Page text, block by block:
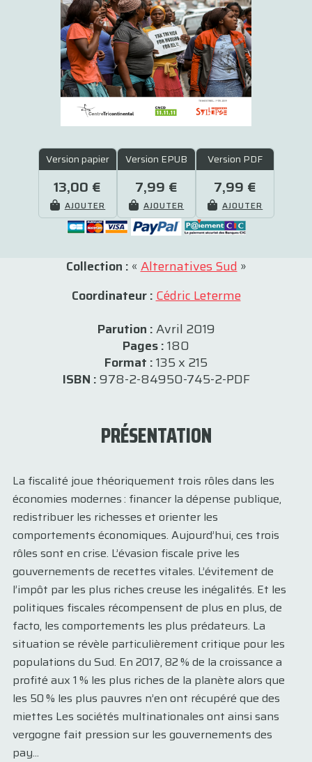
Version papier
13,00 €
AJOUTER
Version EPUB
7,99 €
AJOUTER
Version PDF
7,99 €
AJOUTER
Collection : «Alternatives Sud»
Coordinateur :Cédric Leterme
Parution :Avril 2019
Pages :180
Format :135 x 215
ISBN :978-2-84950-745-2-PDF
PRÉSENTATION
La fiscalité joue théoriquement trois rôles dans les
économies modernes : financer la dépense publique,
redistribuer les richesses et orienter les
comportements économiques. Aujourd’hui, ces trois
rôles sont en crise. L’évasion fiscale prive les
gouvernements de recettes vitales. L’évitement de
l’impôt par les plus riches creuse les inégalités. Et les
politiques fiscales récompensent de plus en plus, de
facto, les comportements les plus prédateurs. La
situation se révèle particulièrement critique pour les
populations du Sud. En 2017, 82 % de la croissance a
profité aux 1 % les plus riches de la planète alors que
les 50 % les plus pauvres n’en ont récupéré que des
miettes Les sociétés multinationales ont ainsi sans
vergogne fait pression sur les gouvernements des
pay...